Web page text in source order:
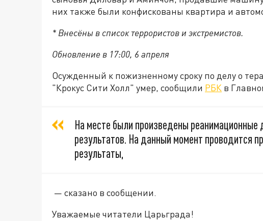
них также были конфискованы квартира и
* Внесёны в список террористов и экстремистов.
Обновление в 17:00, 6 апреля
Осужденный к пожизненному сроку по делу о
"Крокус Сити Холл" умер, сообщили РБК в
На месте были произведены реанимационные
результатов. На данный момент проводится
результаты,
— сказано в сообщении.
Уважаемые читатели Царьграда!